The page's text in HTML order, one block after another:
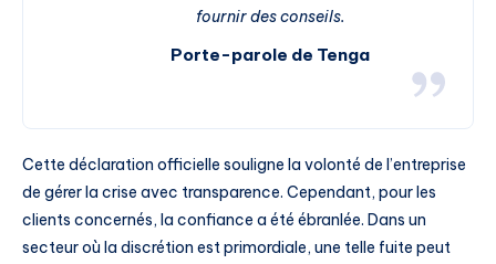
fournir des conseils.
Porte-parole de Tenga
Cette déclaration officielle souligne la volonté de l’entreprise
de gérer la crise avec transparence. Cependant, pour les
clients concernés, la confiance a été ébranlée. Dans un
secteur où la discrétion est primordiale, une telle fuite peut